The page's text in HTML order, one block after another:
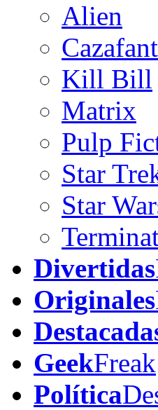
Alien
Kill Bill
Matrix
Pulp
Star
Star
Divertidas
Originales
GeekFreak
Política